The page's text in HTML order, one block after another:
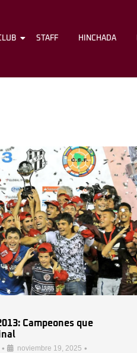
GRANATES CLUB STAFF
STAFF HINCHADA
Campeones que
• noviembre 19, 2025 •